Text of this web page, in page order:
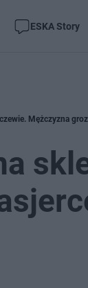
ESKA Story
Mężczyzna